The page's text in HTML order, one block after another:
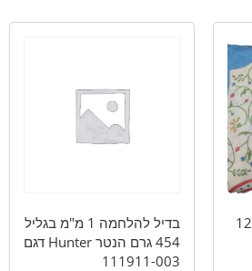
בד מודפס לסוכה תפור 12
בדיל להלחמה 1 מ"מ בגליל
454 גרם הנטר Hunter דגם
111911-003